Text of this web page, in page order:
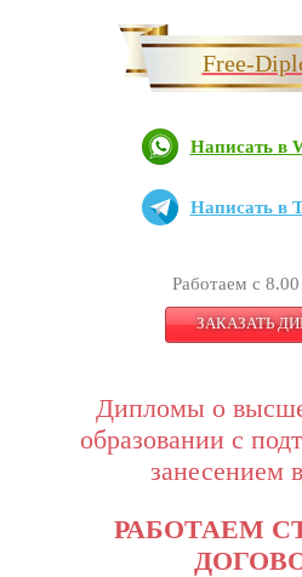
Free-
Написать в
Написать в
Работаем с
ЗАКАЗАТЬ
Дипломы о
образовании с
занесением
РАБОТАЕМ